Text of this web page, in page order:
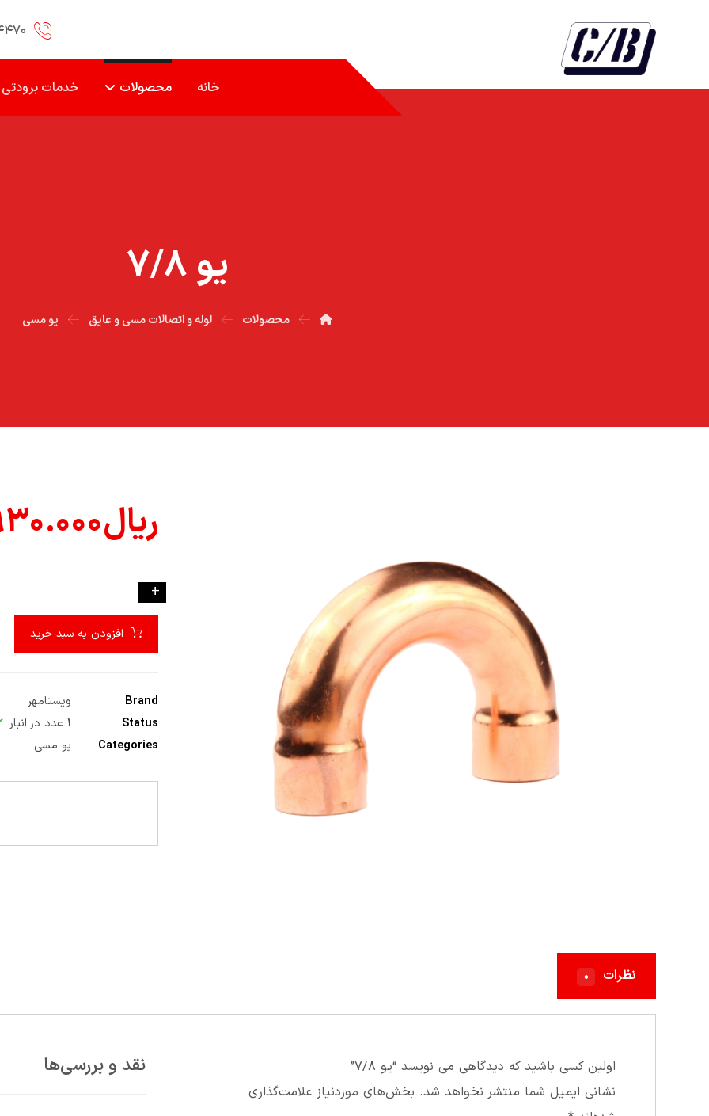
خانه محصولات خدمات برودتی
يو ۷/۸
محصولات لوله و اتصالات مسی و عایق یو مسی
ریال
+
افزودن به سبد خرید
Brand
ویستامهر
Status
۱ عدد در انبار
Categories
یو مسی
نظرات ۰
نقد و بررسی‌ها
اولین کسی باشید که دیدگاهی می نویسد “يو ۷/۸”
نشانی ایمیل شما منتشر نخواهد شد. بخش‌های موردنیاز علامت‌گذاری